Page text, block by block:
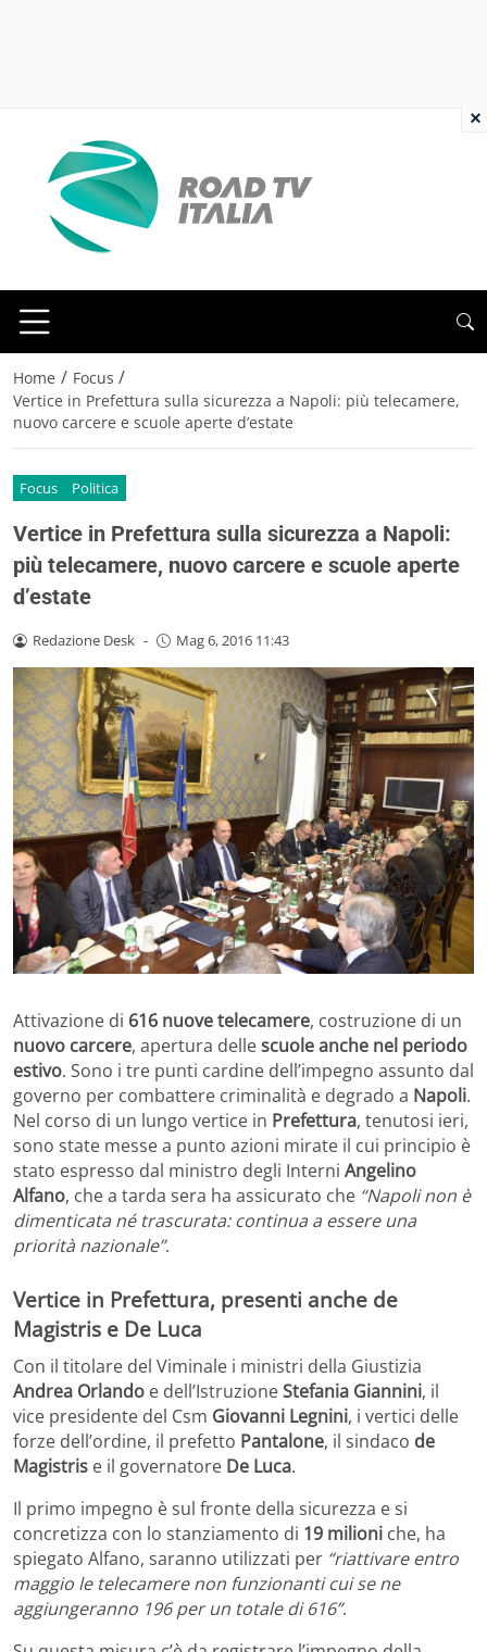
Home / Focus /
Vertice in Prefettura sulla sicurezza a Napoli: più telecamere,
nuovo carcere e scuole aperte d’estate
Focus Politica
Vertice in Prefettura sulla sicurezza a Napoli:
più telecamere, nuovo carcere e scuole aperte
d’estate
Redazione Desk - Mag 6, 2016 11:43
Attivazione di 616 nuove telecamere, costruzione di un
nuovo carcere, apertura dellescuole anche nel periodo
estivo. Sono i tre punti cardine dell’impegno assunto dal
governo per combattere criminalità e degrado a Napoli.
Nel corso di un lungo vertice in Prefettura, tenutosi ieri,
sono state messe a punto azioni mirate il cui principio è
stato espresso dal ministro degli Interni Angelino
Alfano, che a tarda sera ha assicurato che “Napoli non è
dimenticata né trascurata: continua a essere una
priorità nazionale”.
Vertice in Prefettura, presenti anche de
Magistris e De Luca
Con il titolare del Viminale i ministri della Giustizia
Andrea Orlando e dell’IstruzioneStefania Giannini, il
vice presidente del Csm Giovanni Legnini, i vertici delle
forze dell’ordine, il prefetto Pantalone, il sindaco de
Magistris e il governatore De Luca.
Il primo impegno è sul fronte della sicurezza e si
concretizza con lo stanziamento di 19 milioni che, ha
spiegato Alfano, saranno utilizzati per “riattivare entro
maggio le telecamere non funzionanti cui se ne
aggiungeranno 196 per un totale di 616”.
×